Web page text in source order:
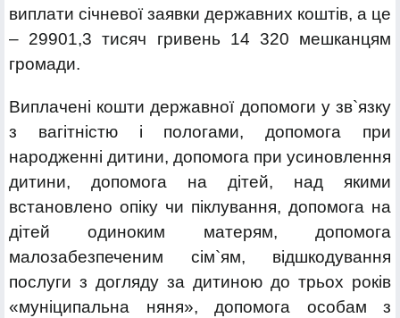
виплати січневої заявки державних коштів, а це
– 29901,3 тисяч гривень 14 320 мешканцям
громади.
Виплачені кошти державної допомоги у зв`язку
з вагітністю і пологами, допомога при
народженні дитини, допомога при усиновлення
дитини, допомога на дітей, над якими
встановлено опіку чи піклування, допомога на
дітей одиноким матерям, допомога
малозабезпеченим сім`ям, відшкодування
послуги з догляду за дитиною до трьох років
«муніципальна няня», допомога особам з